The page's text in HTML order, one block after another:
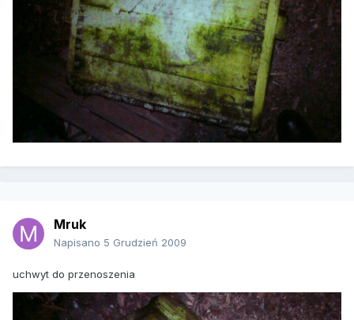
Mruk
Napisano 5 Grudzień 2009
uchwyt do przenoszenia